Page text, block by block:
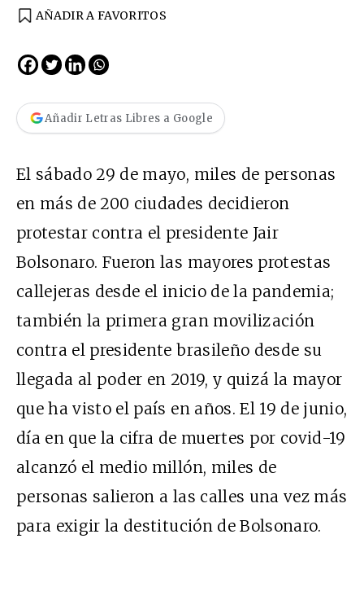
AÑADIR A FAVORITOS
Añadir Letras Libres a Google
El sábado 29 de mayo, miles de personas
en más de 200 ciudades decidieron
protestar contra el presidente Jair
Bolsonaro. Fueron las mayores protestas
callejeras desde el inicio de la pandemia;
también la primera gran movilización
contra el presidente brasileño desde su
llegada al poder en 2019, y quizá la mayor
que ha visto el país en años. El 19 de junio,
día en que la cifra de muertes por covid-19
alcanzó el medio millón, miles de
personas salieron a las calles una vez más
para exigir la destitución de Bolsonaro.